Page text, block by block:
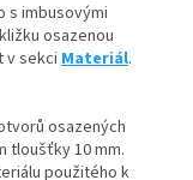
s imbusovými
osazenou
v sekci Materiál.
osazených
tloušťky 10 mm.
použitého k